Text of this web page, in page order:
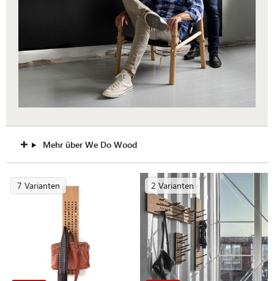
Mehr über We Do Wood
7 Varianten 2 Varianten